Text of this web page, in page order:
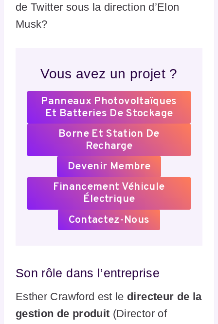
de Twitter sous la direction d’Elon
Musk?
Vous avez un projet ?
Panneaux Photovoltaïques
Et Batteries De Stockage
Borne Et Station De
Recharge
Devenir Membre
Financement Véhicule
Électrique
Contactez-Nous
Son rôle dans l’entreprise
Esther Crawford est le directeur de la
gestion de produit (Director of